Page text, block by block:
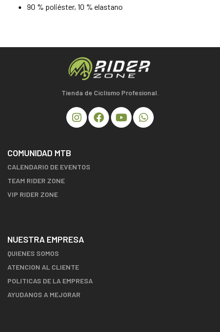
90 % poliéster, 10 % elastano
Tienda de Ciclismo Profesional.
COMUNIDAD MTB
CALENDARIO DE EVENTOS
TEAM RIDER ZONE
VIP RIDER ZONE
NUESTRA EMPRESA
QUIENES SOMOS
ATENCION AL CLIENTE
POLITICAS DE LA EMPRESA
AYUDANOS A MEJORAR